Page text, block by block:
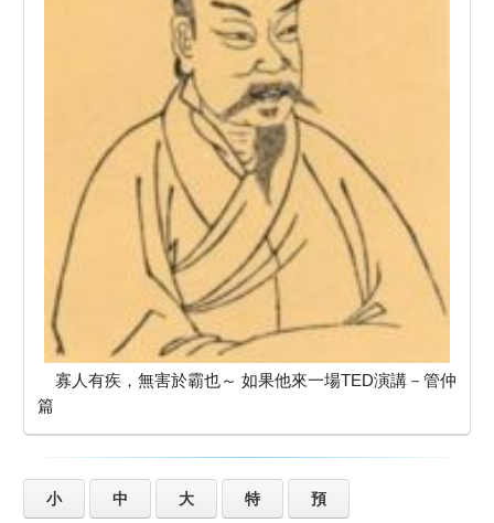
寡人有疾，無害於霸也～ 如果他來一場TED演講－管仲
篇
小 中 大 特 預